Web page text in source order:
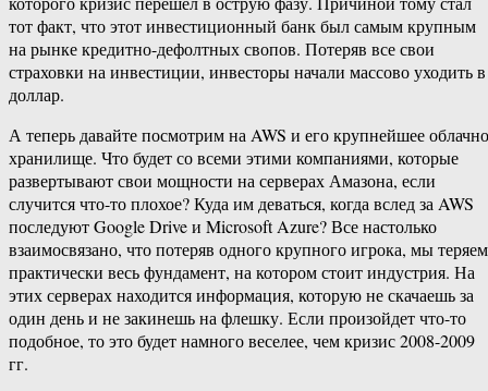
тот факт, что этот инвестиционный банк был самым крупным
на рынке кредитно-дефолтных свопов. Потеряв все свои
страховки на инвестиции, инвесторы начали массово уходить в
доллар.
А теперь давайте посмотрим на AWS и его крупнейшее
хранилище. Что будет со всеми этими компаниями, которые
развертывают свои мощности на серверах Амазона, если
случится что-то плохое? Куда им деваться, когда вслед за AWS
последуют Google Drive и Microsoft Azure? Все настолько
взаимосвязано, что потеряв одного крупного игрока, мы теряем
практически весь фундамент, на котором стоит индустрия. На
этих серверах находится информация, которую не скачаешь за
один день и не закинешь на флешку. Если произойдет что-то
подобное, то это будет намного веселее, чем кризис 2008-2009
гг.